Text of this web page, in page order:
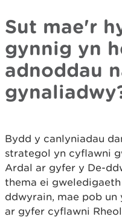
Sut mae'r
gynnig yn
adnoddau
Bydd y canlyniadau
strategol yn cyflawni
Ardal ar gyfer y De-
thema ei
ddwyrain, mae pob
ar gyfer cyflawni